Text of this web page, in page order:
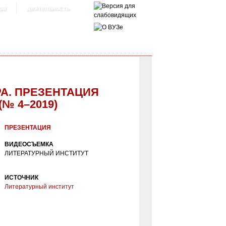
деятельность
ПРЕЗЕНТАЦИЯ
4–2019)
ЛИТЕРАТУРНОГО
ПРЕЗЕНТАЦИЯ
ВИДЕОСЪЕМКА
ЛИТЕРАТУРНЫЙ ИНСТИТУТ
ИСТОЧНИК
Литературный институт